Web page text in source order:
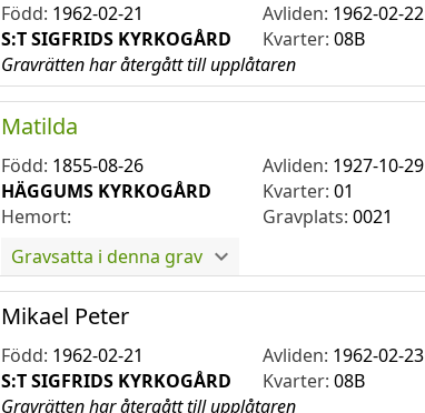
Född: 1962-02-21 Avliden: 1962-02-22
S:T SIGFRIDS KYRKOGÅRD
Kvarter:08B
Gravrätten har återgått till upplåtaren
Matilda
Född: 1855-08-26 Avliden: 1927-10-29
HÄGGUMS KYRKOGÅRD
Kvarter:01
Hemort:
Gravplats:0021
Gravsatta i denna grav
Mikael Peter
Född: 1962-02-21 Avliden: 1962-02-23
S:T SIGFRIDS KYRKOGÅRD
Kvarter:08B
Gravrätten har återgått till upplåtaren